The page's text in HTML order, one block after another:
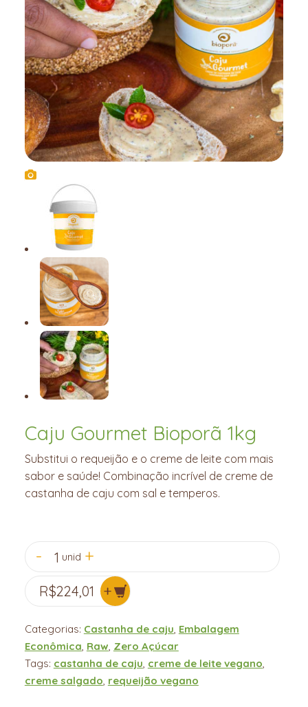
Caju Gourmet Bioporã 1kg
Substitui o requeijão e o creme de leite com mais
sabor e saúde! Combinação incrível de creme de
castanha de caju com sal e temperos.
1 unid
R$224,01
Categorias: Castanha de caju Embalagem
Econômica Raw Zero Açúcar
Tags: castanha de caju creme de leite vegano
creme salgado requeijão vegano